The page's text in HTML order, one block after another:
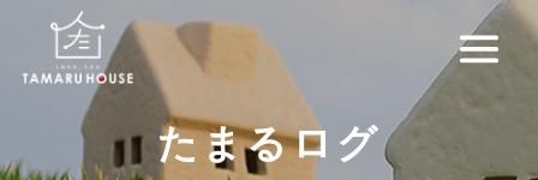
たまるログ